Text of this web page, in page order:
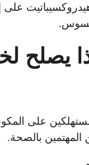
هيدروكسيباتيت
يصلح
على
المهتمين بالصحة.